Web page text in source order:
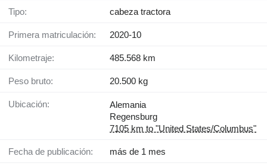
Tipo: cabeza tractora
Primera matriculación: 2020-10
Kilometraje: 485.568 km
Peso bruto: 20.500 kg
Ubicación:
Alemania
Regensburg
7105 km to "United States/Columbus"
Fecha de publicación: más de 1 mes